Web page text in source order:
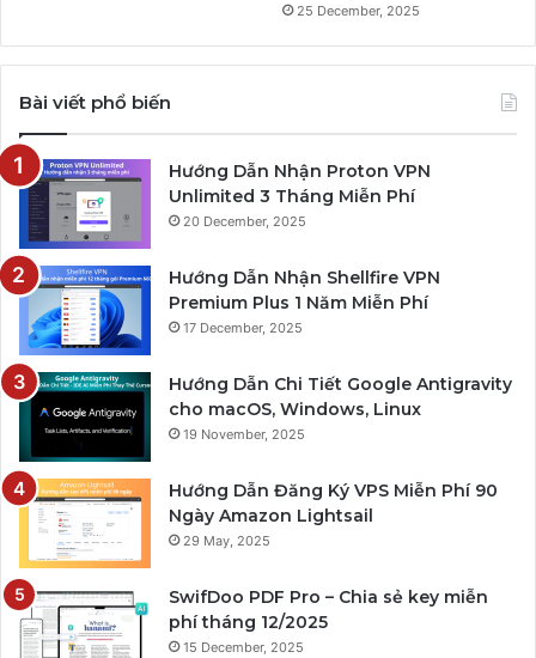
25 December, 2025
Bài viết phổ biến
Hướng Dẫn Nhận Proton VPN
Unlimited 3 Tháng Miễn Phí
20 December, 2025
Hướng Dẫn Nhận Shellfire VPN
Premium Plus 1 Năm Miễn Phí
17 December, 2025
Hướng Dẫn Chi Tiết Google Antigravity
cho macOS, Windows, Linux
19 November, 2025
Hướng Dẫn Đăng Ký VPS Miễn Phí 90
Ngày Amazon Lightsail
29 May, 2025
SwifDoo PDF Pro – Chia sẻ key miễn
phí tháng 12/2025
15 December, 2025